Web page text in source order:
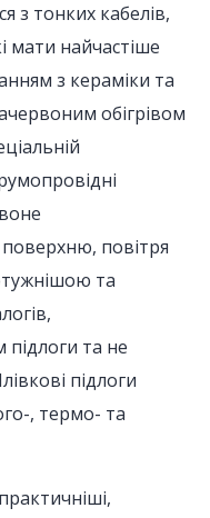
з тонких кабелів,
мати найчастіше
з кераміки та
обігрівом
повітря
та
та не
підлоги
, термо- та